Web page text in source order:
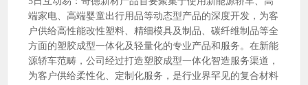
端家电、高端婴童出行用品等动态型产品的深度开发，为客
户供给高性能改性塑料、精细模具及制品、碳纤维制品等全
方面的塑胶成型一体化及轻量化的专业产品和服务。在新能
源轿车范畴，公司经过打造塑胶成型一体化智造服务渠道，
为客户供给柔性化、定制化服务，是行业界罕见的复合材料